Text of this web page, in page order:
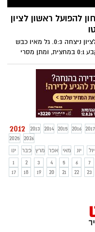
העלה את האורחים
ליתרון במספרת מדהימה (56), מעוז סמיה
להפועל ראשון לציון
הפועל ראשון לציון ניצחה 0:3. גל מאיו כבש
בדקה ה-38 וקבע 0:1 במחצית, ומתן מסרי
2012 2013 2014 2015 2016 2017
2025
2026
ינו
פבר מרץ אפר מאי יונ יול
1
2 3 4 5 6 7
17
18 19 20 21 22 23